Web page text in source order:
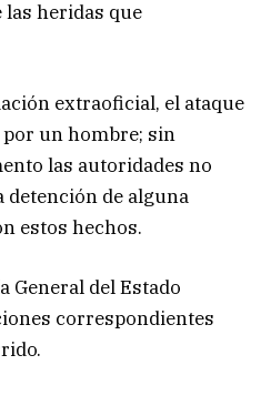
las heridas que
extraoficial, el ataque
un hombre; sin
las autoridades no
de alguna
estos hechos.
General del Estado
correspondientes